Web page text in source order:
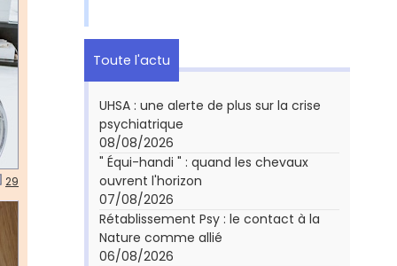
29
Toute l'actu
UHSA : une alerte de plus sur la crise
psychiatrique
08/08/2026
" Équi-handi " : quand les chevaux
ouvrent l'horizon
07/08/2026
Rétablissement Psy : le contact à la
Nature comme allié
06/08/2026